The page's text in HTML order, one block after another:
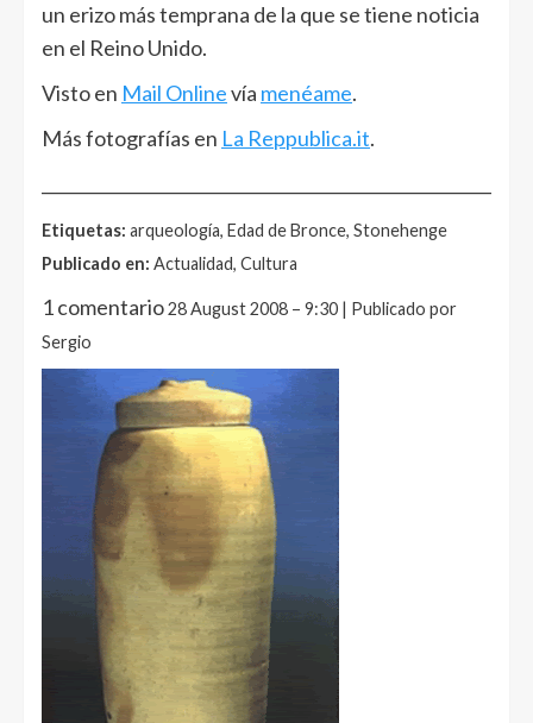
un erizo más temprana de la que se tiene noticia
en el Reino Unido.
Visto en Mail Onlinevía menéame.
Más fotografías en La Reppublica.it.
Etiquetas: arqueología, Edad de Bronce, Stonehenge
Publicado en: Actualidad, Cultura
1 comentario28 August 2008 – 9:30 | Publicado por
Sergio